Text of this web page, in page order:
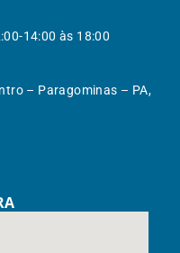
14:00 às 18:00
– Paragominas – PA,